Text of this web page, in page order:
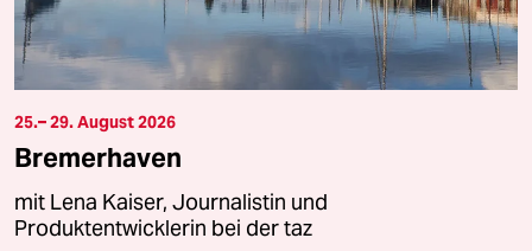
25.– 29. August 2026
Bremerhaven
mit Lena Kaiser, Journalistin und
Produktentwicklerin bei der taz